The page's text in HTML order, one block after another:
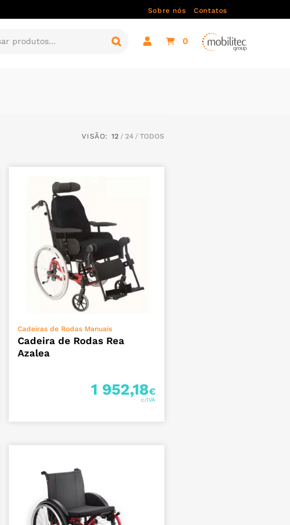
Sobre nós Contatos
0
VISÃO: 12 24 TODOS
ADICIONAR
Cadeiras de Rodas Manuais
Cadeira de Rodas Rea
Azalea
1 952,18€